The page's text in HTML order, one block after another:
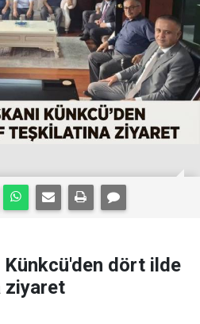
Künkcü'den dört ilde
ziyaret